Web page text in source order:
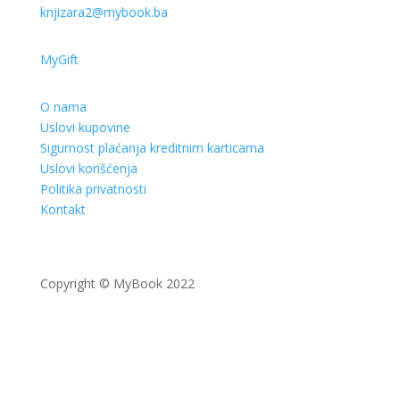
knjizara2@mybook.ba
MyGift
O nama
Uslovi kupovine
Sigurnost plaćanja kreditnim karticama
Uslovi korišćenja
Politika privatnosti
Kontakt
Copyright © MyBook 2022